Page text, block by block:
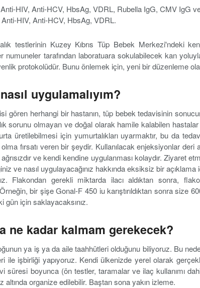
Anti-HIV, Anti-HCV, HbsAg, VDRL, Rubella IgG, CMV IgG
HIV, Anti-HCV, HbsAg, VDRL.
testlerinin Kuzey Kıbrıs Tüp Bebek Merkezi'ndeki
numuneler tarafından laboratuara sokulabilecek kan
protokolüdür. Bunu önlemek için, yeni bir düzenleme
uygulamalıyım?
gören herhangi bir hastanın, tüp bebek tedavisinin
sorunu olmayan ve doğal olarak hamile kalabilen
üretilebilmesi için yumurtalıkları uyarmaktır, bu da
fırsatı veren bir şeydir. Kullanılacak enjeksiyonlar deri
ve kendi kendine uygulanması kolaydır. Ziyaret
ve nasıl uygulayacağınız hakkında eksiksiz bir açıklama
Flakondan gerekli miktarda ilacı aldıktan sonra,
bir şişe Gonal-F 450 iu karıştırıldıktan sonra
gün için saklayacaksınız.
ne kadar kalmam gerekecek?
ya iş ya da aile taahhütleri olduğunu biliyoruz. Bu
ile işbirliği yapıyoruz. Kendi ülkenizde yerel olarak
süresi boyunca (ön testler, taramalar ve ilaç kullanımı
altında organize edilebilir. Baştan sona yakın izleme.